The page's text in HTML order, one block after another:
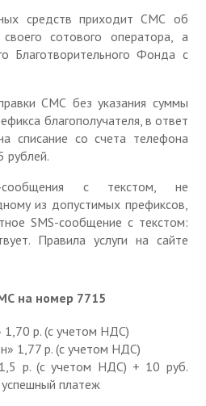
средств приходит СМС об
сотового оператора, а
Благотворительного Фонда с
СМС без указания суммы
благополучателя, в ответ
списание со счета телефона
рублей.
с текстом, не
из допустимых префиксов,
SMS-сообщение с текстом:
Правила услуги на сайте
на номер 7715
1,70 р. (с учетом НДС)
1,77 р. (с учетом НДС)
р. (с учетом НДС) + 10 руб.
платеж